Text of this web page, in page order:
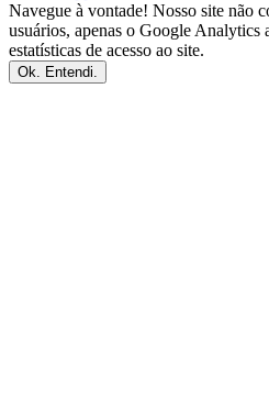
Navegue à vontade! Nosso site não
usuários, apenas o Google Analytics
estatísticas de acesso ao site.
Ok. Entendi.